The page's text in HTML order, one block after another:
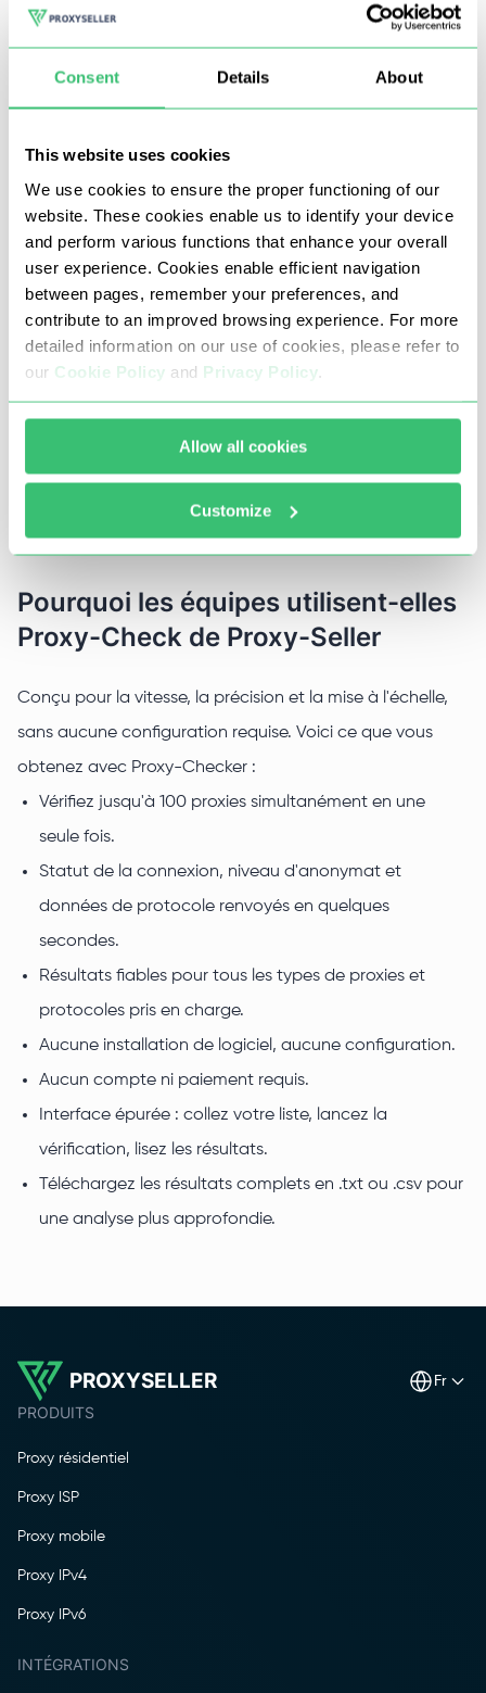
Consent Details About
This website uses cookies
We use cookies to ensure the proper functioning of our
website. These cookies enable us to identify your device
and perform various functions that enhance your overall
user experience. Cookies enable efficient navigation
between pages, remember your preferences, and
contribute to an improved browsing experience. For more
detailed information on our use of cookies, please refer to
our Cookie Policy and Privacy Policy
Allow all cookies
Customize
Sélectionnez les types de protocoles à valider:
HTTP, HTTPS, SOCKS4, SOCKS5
Cliquez sur Lancer la vérification
et obtenez les
Une fois la vérification terminée, exportez votre rapport
complet au format .txt ou .csv depuis la section
Télécharger les résultats de la vérification.
Pourquoi les équipes utilisent-elles
Proxy-Check de Proxy-Seller
Conçu pour la vitesse, la précision et la mise à l'échelle,
sans aucune configuration requise. Voici ce que vous
obtenez avec Proxy-Checker :
Vérifiez jusqu'à 100 proxies simultanément en une
seule fois.
Statut de la connexion, niveau d'anonymat et
données de protocole renvoyés en quelques
secondes.
Résultats fiables pour tous les types de proxies et
protocoles pris en charge.
Aucune installation de logiciel, aucune configuration.
Aucun compte ni paiement requis.
Interface épurée : collez votre liste, lancez la
vérification, lisez les résultats.
Téléchargez les résultats complets en .txt ou .csv pour
une analyse plus approfondie.
PROXYSELLER fr
PRODUITS
Proxy résidentiel
Proxy ISP
Proxy mobile
Proxy IPv4
Proxy IPv6
INTÉGRATIONS